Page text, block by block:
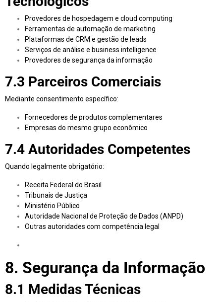
Provedores de hospedagem e cloud computing
Ferramentas de automação de marketing
Plataformas de CRM e gestão de leads
Serviços de análise e business intelligence
Provedores de segurança da informação
7.3 Parceiros Comerciais
Mediante consentimento específico:
Fornecedores de produtos complementares
Empresas do mesmo grupo econômico
7.4 Autoridades Competentes
Quando legalmente obrigatório:
Receita Federal do Brasil
Tribunais de Justiça
Ministério Público
Autoridade Nacional de Proteção de Dados (ANPD)
Outras autoridades com competência legal
8. Segurança da Informação
8.1 Medidas Técnicas